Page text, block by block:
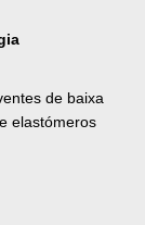
de baixa
elastómeros